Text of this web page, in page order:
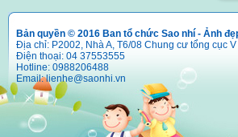
Bản quyền © 2016 Ban tổ chức Sao nhí - Ảnh
Địa chỉ: P2002, Nhà A, T6/08 Chung cư tổng cục
Điện thoại: 04 37553555
Hotline: 0988206488
Email:lienhe@saonhi.vn